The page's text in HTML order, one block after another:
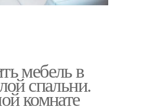
мебель в
спальни.
комнате